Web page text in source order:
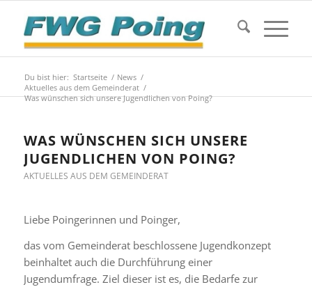
Du bist hier: Startseite / News /
Aktuelles aus dem Gemeinderat /
Was wünschen sich unsere Jugendlichen von Poing?
WAS WÜNSCHEN SICH UNSERE
JUGENDLICHEN VON POING?
AKTUELLES AUS DEM GEMEINDERAT
Liebe Poingerinnen und Poinger,
das vom Gemeinderat beschlossene Jugendkonzept
beinhaltet auch die Durchführung einer
Jugendumfrage. Ziel dieser ist es, die Bedarfe zur